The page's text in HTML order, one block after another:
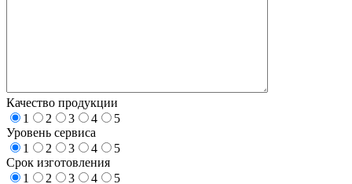
Качество продукции
1
2 3 4
5
Уровень сервиса
1
2 3 4
5
Срок изготовления
1
2 3 4
5